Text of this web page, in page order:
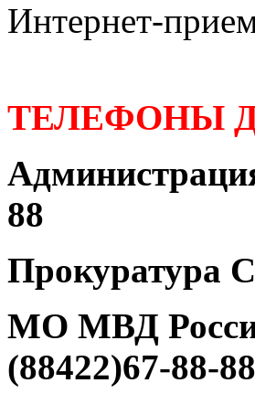
Интернет-
ТЕЛЕФОНЫ
88
Прокуратура
МО МВД
(88422)67-88-88